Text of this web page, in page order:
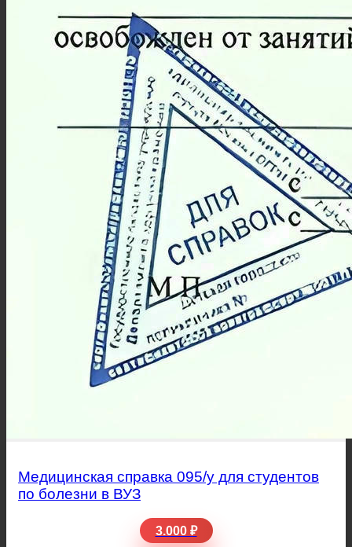
Медицинская справка 095/у для студентов
по болезни в ВУЗ
3.000 ₽